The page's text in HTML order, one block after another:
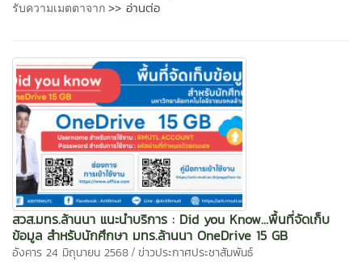
รับความเมตตาจาก >> อ่านต่อ
สวส.มทร.ล้านนา แนะนำบริการ : Did you Know…พื้นที่จัดเก็บ
ข้อมูล สำหรับนักศึกษา มทร.ล้านนา OneDrive 15 GB
อังคาร 24 มิถุนายน 2568 / ข่าวประกาศประชาสัมพันธ์